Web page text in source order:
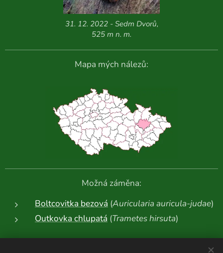
31. 12. 2022 - Sedm Dvorů,
525 m n. m.
Mapa mých nálezů:
Možná záměna:
Boltcovitka bezová (Auricularia auricula-judae)
Outkovka chlupatá (Trametes hirsuta)